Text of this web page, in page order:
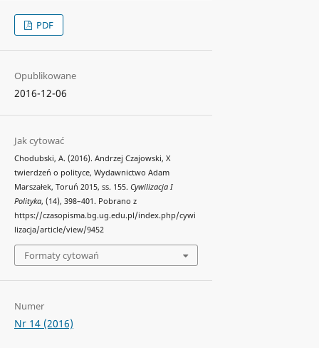
PDF
Opublikowane
2016-12-06
Jak cytować
Chodubski, A. (2016). Andrzej Czajowski, X
twierdzeń o polityce, Wydawnictwo Adam
Marszałek, Toruń 2015, ss. 155. Cywilizacja I
Polityka, (14), 398–401. Pobrano z
https://czasopisma.bg.ug.edu.pl/index.php/cywi
lizacja/article/view/9452
Formaty cytowań
Numer
Nr 14 (2016)